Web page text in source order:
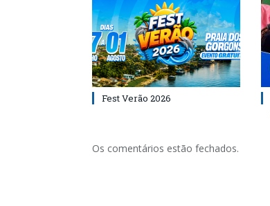
Fest Verão 2026
Os comentários estão fechados.